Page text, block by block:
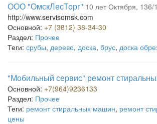
ООО "ОмскЛесТорг" 10 лет Октября, 136/1
http://www.servisomsk.com
Основной: +7 (3812) 38-34-30
Раздел: Прочее
Теги: срубы, дерево, доска, брус, доска
"Мобильный сервис" ремонт
Основной: +7(964)9236133
Раздел: Прочее
Теги: ремонт стиральных машин, ремонт
цены